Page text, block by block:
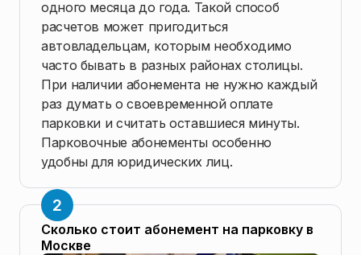
одного месяца до года. Такой способ
расчетов может пригодиться
автовладельцам, которым необходимо
часто бывать в разных районах столицы.
При наличии абонемента не нужно каждый
раз думать о своевременной оплате
парковки и считать оставшиеся минуты.
Парковочные абонементы особенно
удобны для юридических лиц.
Сколько стоит абонемент на парковку в
Москве